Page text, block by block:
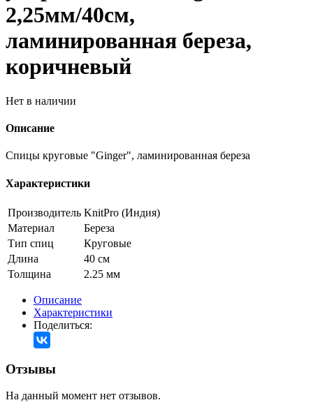
2,25мм/40см,
ламинированная береза,
коричневый
Нет в наличии
Описание
Спицы круговые "Ginger", ламинированная береза
Характеристики
Производитель KnitPro (Индия)
Материал
Береза
Тип спиц
Круговые
Длина
40 см
Толщина
2.25 мм
Описание
Характеристики
Поделиться:
Отзывы
На данный момент нет отзывов.